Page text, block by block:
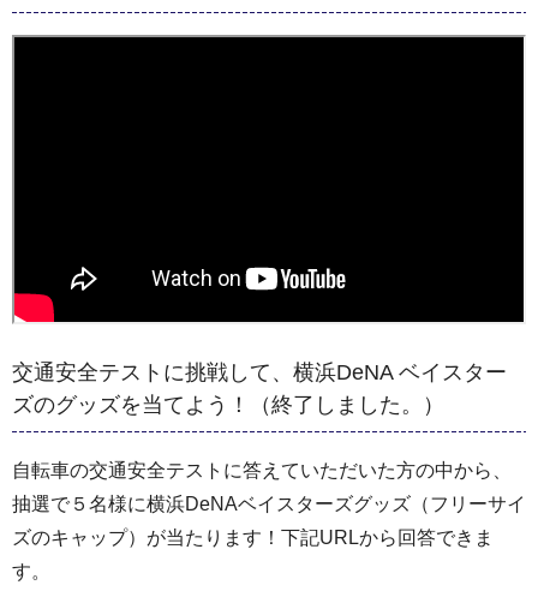
交通安全テストに挑戦して、横浜DeNA ベイスター
ズのグッズを当てよう！（終了しました。）
自転車の交通安全テストに答えていただいた方の中から、
抽選で５名様に横浜DeNAベイスターズグッズ（フリーサイ
ズのキャップ）が当たります！下記URLから回答できま
す。